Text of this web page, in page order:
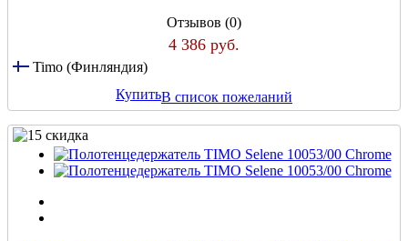
Отзывов (0)
4 386 руб.
Timo (Финляндия)
КупитьВ список пожеланий